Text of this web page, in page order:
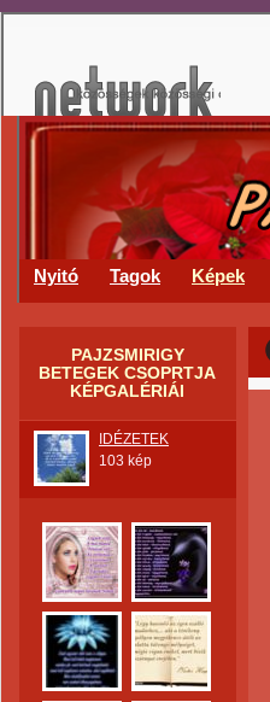
Nyitó Tagok Képek
PAJZSMIRIGY
BETEGEK CSOPRTJA
KÉPGALÉRIÁI
IDÉZETEK
103 kép